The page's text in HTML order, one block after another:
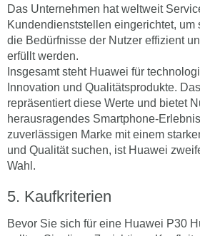
Das Unternehmen hat weltweit
Kundendienststellen eingerichtet, um
die Bedürfnisse der Nutzer effizient
erfüllt werden.
Insgesamt steht Huawei für
Innovation und Qualitätsprodukte.
repräsentiert diese Werte und bietet
herausragendes Smartphone-
zuverlässigen Marke mit einem
und Qualität suchen, ist Huawei
Wahl.
Kaufkriterien
Bevor Sie sich für eine Huawei P30